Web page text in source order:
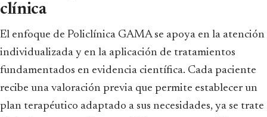
clínica
El enfoque de Policlínica GAMA se apoya en la atención
individualizada y en la aplicación de tratamientos
fundamentados en evidencia científica. Cada paciente
recibe una valoración previa que permite establecer un
plan terapéutico adaptado a sus necesidades, ya se trate